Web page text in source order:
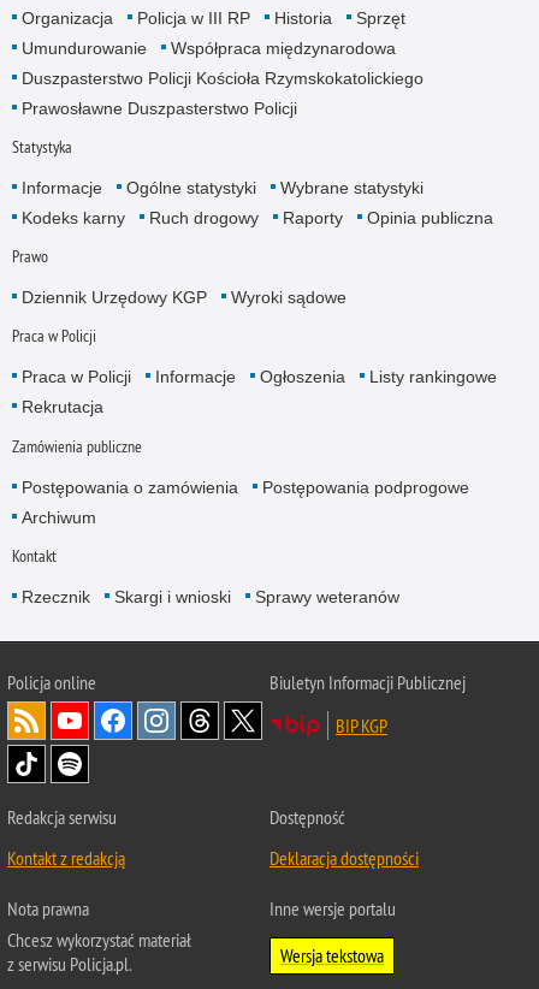
Organizacja
Policja w III RP Historia
Sprzęt
Umundurowanie
Współpraca międzynarodowa
Duszpasterstwo Policji Kościoła Rzymskokatolickiego
Prawosławne Duszpasterstwo Policji
Statystyka
Informacje Ogólne statystyki
Wybrane statystyki
Kodeks karny
Ruch drogowy Raporty Opinia publiczna
Prawo
Dziennik Urzędowy KGP Wyroki sądowe
Praca w Policji
Praca w Policji Informacje Ogłoszenia
Listy rankingowe
Rekrutacja
Zamówienia publiczne
Postępowania o zamówienia
Postępowania podprogowe
Archiwum
Kontakt
Rzecznik Skargi i wnioski Sprawy weteranów
Policjaonline
Biuletyn Informacji Publicznej
BIP KGP
Redakcja serwisu
Kontakt z redakcją
Dostępność
Deklaracja dostępności
Nota prawna
Chcesz wykorzystać materiał
z serwisu Policja.pl.
Inne wersje portalu
Wersja tekstowa